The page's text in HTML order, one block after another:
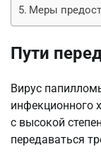
Меры
Пути
Вирус
инфекционного
с высокой
передаваться